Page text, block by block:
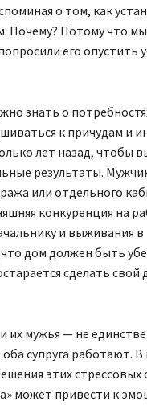
о том, как
Почему? Потому что
его опустить
знать о
к причудам и
лет назад, чтобы
результаты.
или отдельного
конкуренция на
и выживания в
дом должен быть
сделать свой
мужья — не
супруга работают.
этих стрессовых
может привести к